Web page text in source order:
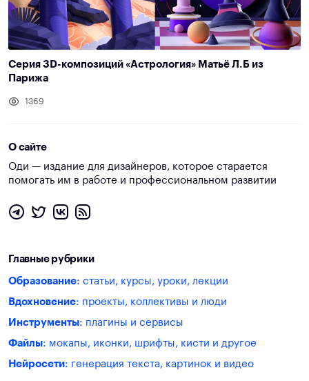
Серия 3D-композиций «Астрология» Матьё Л.Б из
Парижа
1369
О сайте
Оди — издание для дизайнеров, которое старается
помогать им в работе и профессиональном развитии
Главные рубрики
Образование: статьи, курсы, уроки, лекции
Вдохновение: проекты, коллективы и люди
Инструменты: плагины и сервисы
Файлы: мокапы, иконки, шрифты, кисти и другое
Нейросети: генерация текста, картинок и видео